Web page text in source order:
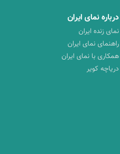
درباره نمای ایران
نمای زنده ایران
راهنمای نمای ایران
همکاری با نمای ایران
دریاچه کویر